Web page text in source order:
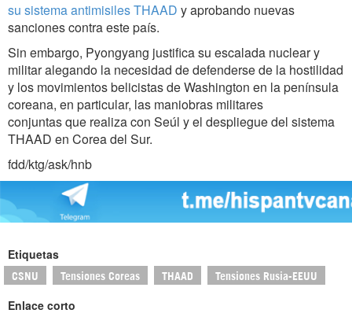
su sistema antimisiles THAAD y aprobando nuevas
sanciones contra este país.
Sin embargo, Pyongyang justifica su escalada nuclear y
militar alegando la necesidad de defenderse de la hostilidad
y los movimientos belicistas de Washington en la península
coreana, en particular, las maniobras militares
conjuntas que realiza con Seúl y el despliegue del sistema
THAAD en Corea del Sur.
fdd/ktg/ask/hnb
Etiquetas
CSNU Tensiones Coreas THAAD Tensiones Rusia-EEUU
Enlace corto